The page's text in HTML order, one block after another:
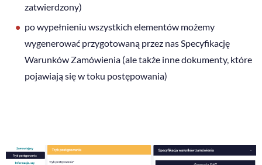
zatwierdzony)
po wypełnieniu wszystkich elementów możemy
wygenerować przygotowaną przez nas Specyfikację
Warunków Zamówienia (ale także inne dokumenty, które
pojawiają się w toku postępowania)